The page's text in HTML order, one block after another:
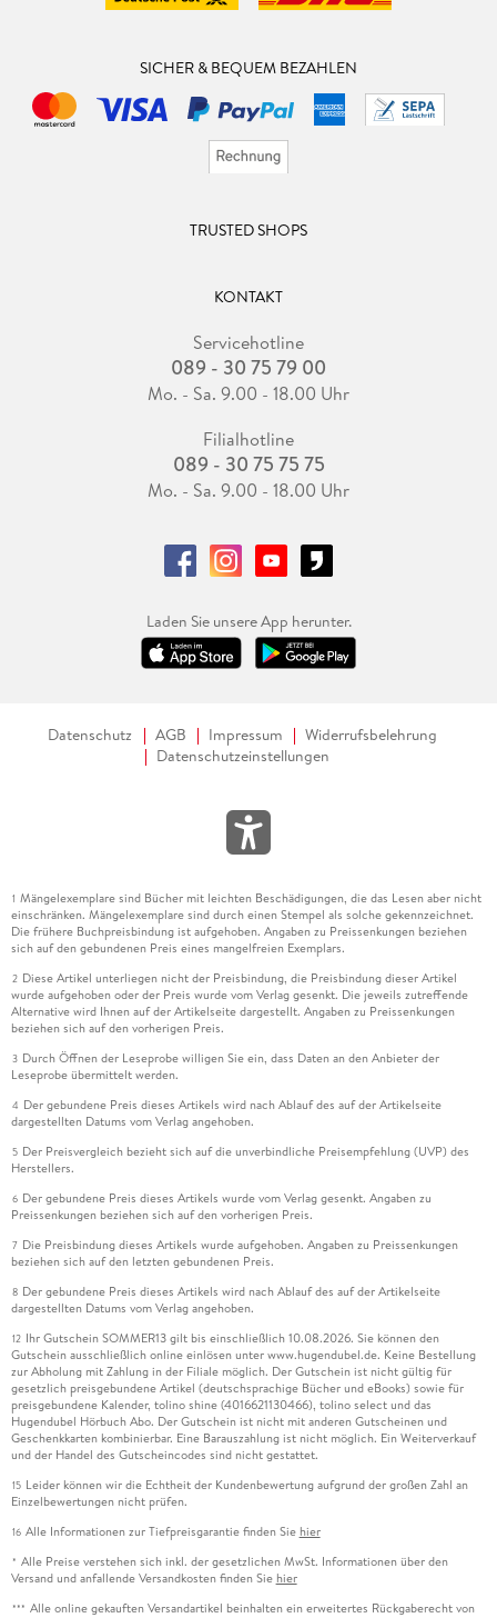
SICHER & BEQUEM BEZAHLEN
TRUSTED SHOPS
KONTAKT
Servicehotline
089 - 30 75 79 00
Mo. - Sa. 9.00 - 18.00 Uhr
Filialhotline
089 - 30 75 75 75
Mo. - Sa. 9.00 - 18.00 Uhr
Laden Sie unsere App herunter.
Datenschutz AGB Impressum
Widerrufsbelehrung
Datenschutzeinstellungen
1 Mängelexemplare sind Bücher mit leichten Beschädigungen, die das Lesen aber nicht
einschränken. Mängelexemplare sind durch einen Stempel als solche gekennzeichnet.
Die frühere Buchpreisbindung ist aufgehoben. Angaben zu Preissenkungen beziehen
sich auf den gebundenen Preis eines mangelfreien Exemplars.
2 Diese Artikel unterliegen nicht der Preisbindung, die Preisbindung dieser Artikel
wurde aufgehoben oder der Preis wurde vom Verlag gesenkt. Die jeweils zutreffende
Alternative wird Ihnen auf der Artikelseite dargestellt. Angaben zu Preissenkungen
beziehen sich auf den vorherigen Preis.
3 Durch Öffnen der Leseprobe willigen Sie ein, dass Daten an den Anbieter der
Leseprobe übermittelt werden.
4 Der gebundene Preis dieses Artikels wird nach Ablauf des auf der Artikelseite
dargestellten Datums vom Verlag angehoben.
5 Der Preisvergleich bezieht sich auf die unverbindliche Preisempfehlung (UVP) des
Herstellers.
6 Der gebundene Preis dieses Artikels wurde vom Verlag gesenkt. Angaben zu
Preissenkungen beziehen sich auf den vorherigen Preis.
7 Die Preisbindung dieses Artikels wurde aufgehoben. Angaben zu Preissenkungen
beziehen sich auf den letzten gebundenen Preis.
8 Der gebundene Preis dieses Artikels wird nach Ablauf des auf der Artikelseite
dargestellten Datums vom Verlag angehoben.
12 Ihr Gutschein SOMMER13 gilt bis einschließlich 10.08.2026. Sie können den
Gutschein ausschließlich online einlösen unter www.hugendubel.de. Keine Bestellung
zur Abholung mit Zahlung in der Filiale möglich. Der Gutschein ist nicht gültig für
gesetzlich preisgebundene Artikel (deutschsprachige Bücher und eBooks) sowie für
preisgebundene Kalender, tolino shine (4016621130466), tolino select und das
Hugendubel Hörbuch Abo. Der Gutschein ist nicht mit anderen Gutscheinen und
Geschenkkarten kombinierbar. Eine Barauszahlung ist nicht möglich. Ein Weiterverkauf
und der Handel des Gutscheincodes sind nicht gestattet.
15 Leider können wir die Echtheit der Kundenbewertung aufgrund der großen Zahl an
Einzelbewertungen nicht prüfen.
16 Alle Informationen zur Tiefpreisgarantie finden Sie hier
* Alle Preise verstehen sich inkl. der gesetzlichen MwSt. Informationen über den
Versand und anfallende Versandkosten finden Sie hier
*** Alle online gekauften Versandartikel beinhalten ein erweitertes Rückgaberecht von